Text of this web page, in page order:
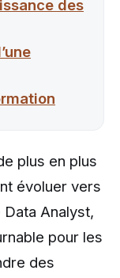
des
plus en plus
évoluer vers
Analyst,
pour les
des